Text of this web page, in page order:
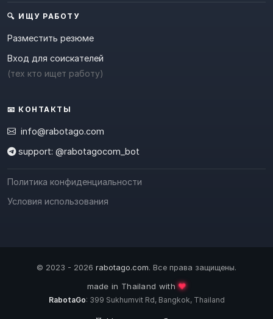
🔍 ИЩУ РАБОТУ
Разместить резюме
Вход для соискателей
(тех кто ищет работу)
📧 КОНТАКТЫ
info@rabotago.com
support: @rabotagocom_bot
Политика конфиденциальности
Условия использования
© 2023 - 2026 rabotago.com. Все права защищены.
made in Thailand with❤️
RabotaGo: 399 Sukhumvit Rd, Bangkok, Thailand